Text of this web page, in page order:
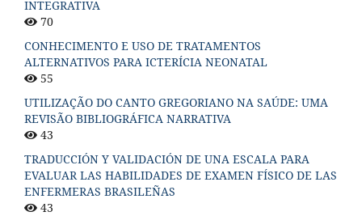
INTEGRATIVA
70
CONHECIMENTO E USO DE TRATAMENTOS
ALTERNATIVOS PARA ICTERÍCIA NEONATAL
55
UTILIZAÇÃO DO CANTO GREGORIANO NA SAÚDE: UMA
REVISÃO BIBLIOGRÁFICA NARRATIVA
43
TRADUCCIÓN Y VALIDACIÓN DE UNA ESCALA PARA
EVALUAR LAS HABILIDADES DE EXAMEN FÍSICO DE LAS
ENFERMERAS BRASILEÑAS
43